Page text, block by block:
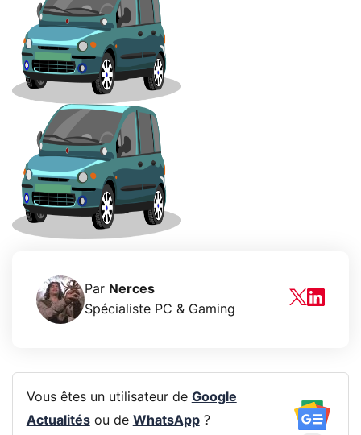
Par Nerces
Spécialiste PC & Gaming
Vous êtes un utilisateur de Google
Actualitésou de WhatsApp?